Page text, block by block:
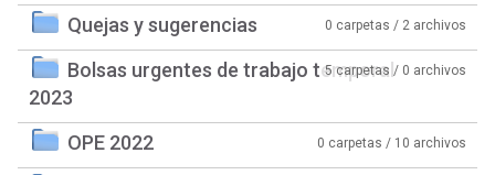
Quejas y sugerencias 0 carpetas / 2 archivos
Bolsas urgentes de trabajo temporal
2023
5 carpetas / 0 archivos
OPE 2022 0 carpetas / 10 archivos